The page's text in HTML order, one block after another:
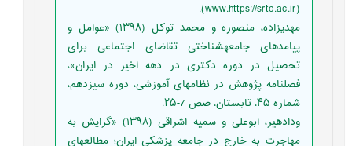
مهدی‏زاده، منصوره و محمد توکل (۱۳۹۸) «عوامل و
پیامدهای جامعه‏شناختی تقاضای اجتماعی برای
تحصیل در دوره دکتری در دهه اخیر در ایران»،
فصلنامه پژوهش در نظام‏های آموزشی، دوره سیزدهم،
شماره ۴۵، تابستان، صص 7-۲۵.
ودادهیر، ابوعلی و سمیه اشراقی (۱۳۹۸) «گرایش به
مهاجرت به خارج در جامعه پزشکی ایران؛ مطالعه‏ای